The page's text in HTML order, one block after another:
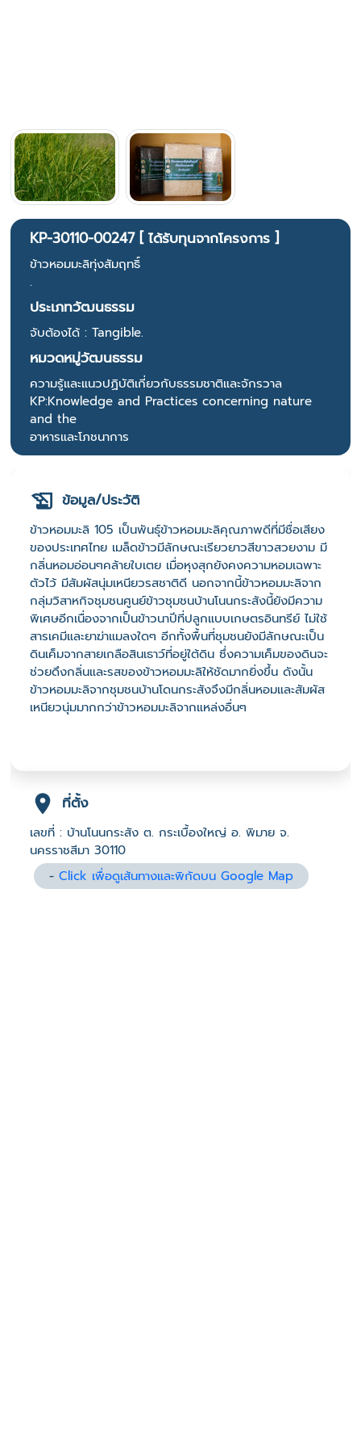
KP-30110-00247 [ ได้รับทุนจากโครงการ ]
ข้าวหอมมะลิทุ่งสัมฤทธิ์
.
ประเภทวัฒนธรรม
จับต้องได้ : Tangible.
หมวดหมู่วัฒนธรรม
ความรู้และแนวปฏิบัติเกี่ยวกับธรรมชาติและจักรวาล
KP:Knowledge and Practices concerning nature
and the
อาหารและโภชนาการ
ข้อมูล/ประวัติ
ข้าวหอมมะลิ 105 เป็นพันธุ์ข้าวหอมมะลิคุณภาพดีที่มีชื่อเสียง
ของประเทศไทย เมล็ดข้าวมีลักษณะเรียวยาวสีขาวสวยงาม มี
กลิ่นหอมอ่อนๆคล้ายใบเตย เมื่อหุงสุกยังคงความหอมเฉพาะ
ตัวไว้ มีสัมผัสนุ่มเหนียวรสชาติดี นอกจากนี้ข้าวหอมมะลิจาก
กลุ่มวิสาหกิจชุมชนศูนย์ข้าวชุมชนบ้านโนนกระสังนี้ยังมีความ
พิเศษอีกเนื่องจากเป็นข้าวนาปีที่ปลูกแบบเกษตรอินทรีย์ ไม่ใช้
สารเคมีและยาฆ่าแมลงใดๆ อีกทั้งพื้นที่ชุมชนยังมีลักษณะเป็น
ดินเค็มจากสายเกลือสินเธาว์ที่อยู่ใต้ดิน ซึ่งความเค็มของดินจะ
ช่วยดึงกลิ่นและรสของข้าวหอมมะลิให้ชัดมากยิ่งขึ้น ดังนั้น
ข้าวหอมมะลิจากชุมชนบ้านโดนกระสังจึงมีกลิ่นหอมและสัมผัส
เหนียวนุ่มมากกว่าข้าวหอมมะลิจากแหล่งอื่นๆ
ที่ตั้ง
เลขที่ : บ้านโนนกระสัง ต. กระเบื้องใหญ่ อ. พิมาย จ.
นครราชสีมา 30110
-Click เพื่อดูเส้นทางและพิกัดบน Google Map